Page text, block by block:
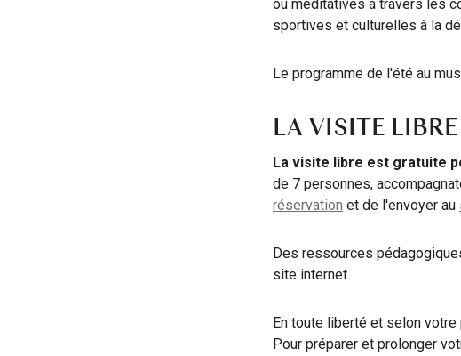
ou méditatives à travers les
sportives et culturelles à la
Le programme de l'été au
LA VISITE LIBRE
La visite libre est gratuite
de 7 personnes,
réservation et de l'envoyer au
Des ressources
site internet.
En toute liberté et selon
Pour préparer et prolonger